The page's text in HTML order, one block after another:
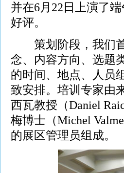
并在6月22日上演了
好评。
策划阶段，我们首
念、内容方向、选题
的时间、地点、人员
致安排。培训专家由
西瓦教授（Daniel
梅博士（Michel
的展区管理员组成。